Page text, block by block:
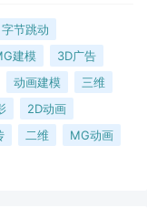
字节跳动
建模
3D广告
动画建模
三维
2D动画
二维
MG动画